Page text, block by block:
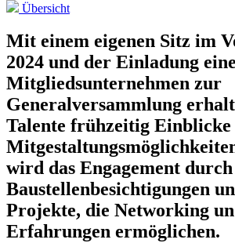
Übersicht
Mit einem eigenen Sitz im
2024 und der Einladung
Mitgliedsunternehmen zur
Generalversammlung
Talente frühzeitig Einblicke
wird das Engagement
Baustellenbesichtigungen
Projekte, die Networking
Erfahrungen ermöglichen.